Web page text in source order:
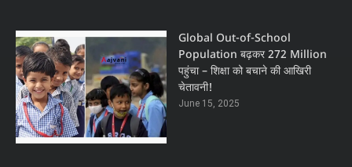
Global Out-of-School
Population बढ़कर 272 Million
पहुंचा – शिक्षा को बचाने की आखिरी
चेतावनी!
June 15, 2025